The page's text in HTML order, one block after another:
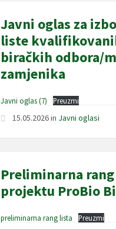
Javni oglas za
liste
biračkih odbora/
zamjenika
Javni oglas (7) Preuzmi
15.05.2026in Javni oglasi
Preliminarna
projektu ProBio
preliminarna rang lista Preuzmi